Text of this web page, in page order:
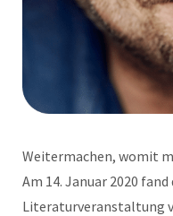
Weitermachen, womit
Am 14. Januar 2020
Literaturveranstaltung